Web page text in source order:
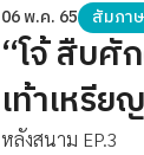
06 พ.ค. 65 สัมภา
“โจ้ สืบศั
เท้าเหรี
หลังสนาม EP.3